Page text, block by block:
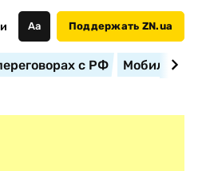
Аа Поддержать ZN.ua
с РФ